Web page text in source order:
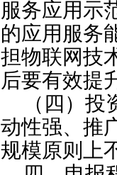
服务应用示
的应用服务
担物联网技
后要有效提
（四）
动性强、推
规模原则上